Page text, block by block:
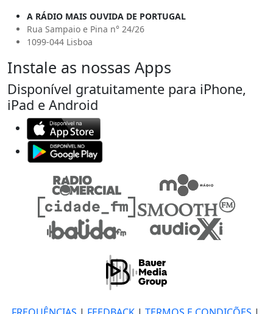
A RÁDIO MAIS OUVIDA DE PORTUGAL
Rua Sampaio e Pina n° 24/26
1099-044 Lisboa
Instale as nossas Apps
Disponível gratuitamente para iPhone,
iPad e Android